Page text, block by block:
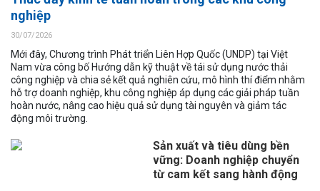
nghiệp
30/07/2026
Mới đây, Chương trình Phát triển Liên Hợp Quốc (UNDP) tại Việt
Nam vừa công bố Hướng dẫn kỹ thuật về tái sử dụng nước thải
công nghiệp và chia sẻ kết quả nghiên cứu, mô hình thí điểm nhằm
hỗ trợ doanh nghiệp, khu công nghiệp áp dụng các giải pháp tuần
hoàn nước, nâng cao hiệu quả sử dụng tài nguyên và giảm tác
động môi trường.
Sản xuất và tiêu dùng bền
vững: Doanh nghiệp chuyển
từ cam kết sang hành động